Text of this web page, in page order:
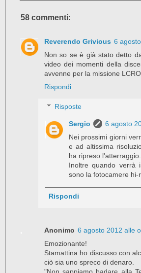
58 commenti:
Reverendo Grivious 6
Non so se è già stato detto
video dei momenti della
avvenne per la missione
Rispondi
Risposte
Sergio
6 agosto
Nei prossimi giorni
e ad altissima
ha ripreso l'atterraggio.
Inoltre quando verrà
sono la fotocamere hi-
Rispondi
Anonimo 6 agosto 2012 alle
Emozionante!
Stamattina ho discusso con
ciò sia uno spreco di denaro.
"Non sappiamo badare alla